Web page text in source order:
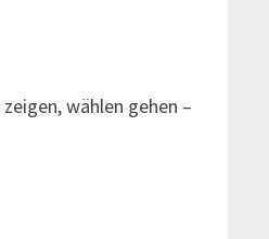
wählen gehen –